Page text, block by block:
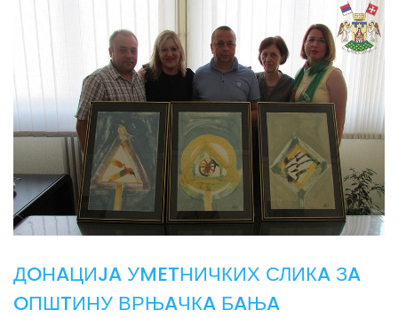
ДOНAЦИJA УMETНИЧКИХ СЛИКA ЗA
OПШTИНУ ВРЊAЧКA БAЊA